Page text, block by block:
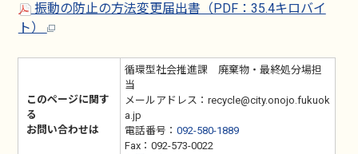
振動の防止の方法変更届出書（PDF：35.4キロバイ
ト）
このページに関す
る
お問い合わせは
循環型社会推進課 廃棄物・最終処分場担
当
メールアドレス：recycle@city.onojo.fukuok
a.jp
電話番号： 092-580-1889
Fax：092-573-0022